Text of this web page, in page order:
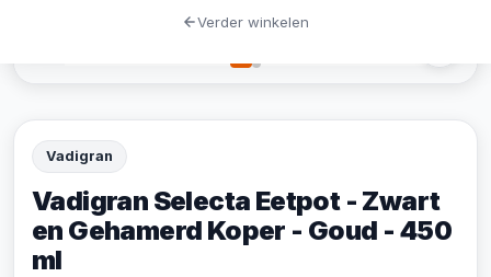
Vadigran
Vadigran Selecta Eetpot - Zwart
en Gehamerd Koper - Goud - 450
ml
Verder winkelen